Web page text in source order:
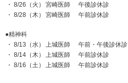
・ 8/26（火）
宮崎医師
午後診休診
・ 8/28（木）
宮崎医師 午前診休診
●精神科
・ 8/13（水）
上城医師
午前・午後診休診
・ 8/14（木）
上城医師
午前診休診
・ 8/16（土）
上城医師 午前診休診